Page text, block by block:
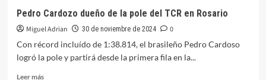
Pedro Cardozo dueño de la pole del TCR en Rosario
Miguel Adrian 30 de noviembre de 2024
0
Con récord incluído de 1:38.814, el brasileño Pedro Cardoso
logró la pole y partirá desde la primera fila en la...
Leer másLeer